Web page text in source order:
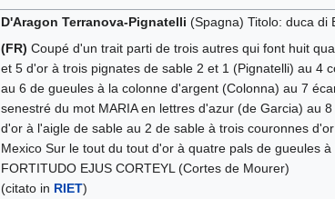
D'Aragon Terranova-Pignatelli (Spagna) Titolo: duca di
(FR) Coupé d'un trait parti de trois autres qui font huit
et 5 d'or à trois pignates de sable 2 et 1 (Pignatelli) au 4
au 6 de gueules à la colonne d'argent (Colonna) au 7
senestré du mot MARIA en lettres d'azur (de Garcia) au
d'or à l'aigle de sable au 2 de sable à trois couronnes
Mexico Sur le tout du tout d'or à quatre pals de gueules
FORTITUDO EJUS CORTEYL (Cortes de Mourer)
(citato in RIET)